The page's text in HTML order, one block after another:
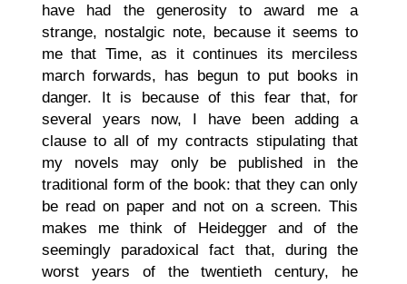
have had the generosity to award me a
strange, nostalgic note, because it seems to
me that Time, as it continues its merciless
march forwards, has begun to put books in
danger. It is because of this fear that, for
several years now, I have been adding a
clause to all of my contracts stipulating that
my novels may only be published in the
traditional form of the book: that they can only
be read on paper and not on a screen. This
makes me think of Heidegger and of the
seemingly paradoxical fact that, during the
worst years of the twentieth century, he